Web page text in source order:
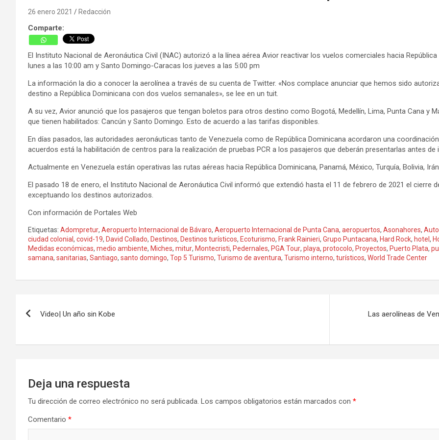
26 enero 2021 Redacción
Comparte:
El Instituto Nacional de Aeronáutica Civil (INAC) autorizó a la línea aérea Avior reactivar los vuelos comerciales hacia
lunes a las 10:00 am y Santo Domingo-Caracas los jueves a las 5:00 pm
La información la dio a conocer la aerolínea a través de su cuenta de Twitter. «Nos complace anunciar que hemos sido
destino a República Dominicana con dos vuelos semanales», se lee en un tuit.
A su vez, Avior anunció que los pasajeros que tengan boletos para otros destino como Bogotá, Medellín, Lima, Punta Cana y
que tienen habilitados: Cancún y Santo Domingo. Esto de acuerdo a las tarifas disponibles.
En días pasados, las autoridades aeronáuticas tanto de Venezuela como de República Dominicana acordaron una
acuerdos está la habilitación de centros para la realización de pruebas PCR a los pasajeros que deberán presentarlas antes de
Actualmente en Venezuela están operativas las rutas aéreas hacia República Dominicana, Panamá, México, Turquía, Bolivia,
El pasado 18 de enero, el Instituto Nacional de Aeronáutica Civil informó que extendió hasta el 11 de febrero de 2021 el
exceptuando los destinos autorizados.
Con información de Portales Web
Etiquetas: Adompretur, Aeropuerto Internacional de Bávaro, Aeropuerto Internacional de Punta Cana, aeropuertos, Asonahores,
ciudad colonial , covid-19, David Collado, Destinos, Destinos turísticos, Ecoturismo, Frank Rainieri, Grupo Puntacana, Hard Rock, hotel ,
Medidas económicas, medio ambiente, Miches, mitur, Montecristi, Pedernales, PGA Tour, playa, protocolo, Proyectos, Puerto Plata,
samana, sanitarias, Santiago, santo domingo, Top 5 Turismo, Turismo de aventura, Turismo interno, turísticos, World Trade Center
entradas
Video| Un año sin Kobe Las aerolíneas de
Deja una respuesta
Tu dirección de correo electrónico no será publicada. Los campos obligatorios están marcados con *
Comentario *